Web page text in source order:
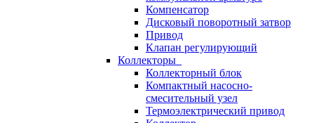
Компенсатор
Дисковый поворотный затвор
Привод
Клапан регулирующий
Коллекторы
Коллекторный блок
Компактный насосно-
смесительный узел
Термоэлектрический привод